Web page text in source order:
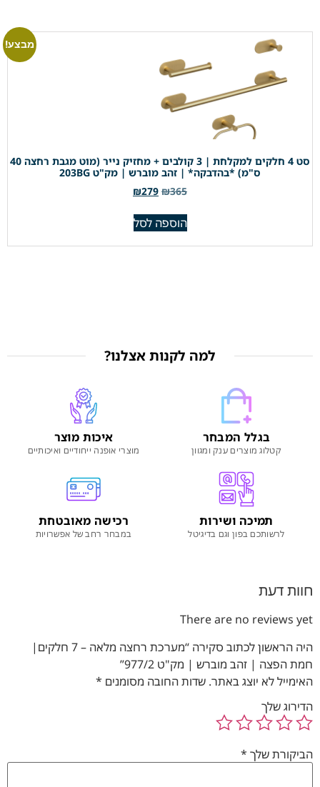
מבצע!
סט 4 חלקים למקלחת | 3 קולבים + מחזיק נייר (מוט מגבת רחצה 40
ס"מ) *בהדבקה* | זהב מוברש | מק"ט 203BG
₪365
₪279
הוספה לסל
למה לקנות אצלנו?
בגלל המבחר
קטלוג מוצרים ענק ומגוון
איכות מוצר
מוצרי אופנה ייחודיים ואיכותיים
תמיכה ושירות
לרשותכם בפון וגם בדיגיטל
רכישה מאובטחת
במבחר רחב של אפשרויות
חוות דעת
There are no reviews yet
היה הראשון לכתוב סקירה “מערכת רחצה מלאה – 7 חלקים|
חמת הפצה | זהב מוברש | מק"ט 977/2”
האימייל לא יוצג באתר. שדות החובה מסומנים *
הדירוג שלך
הביקורת שלך *